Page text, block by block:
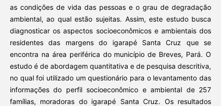
as condições de vida das pessoas e o grau de degradação
ambiental, ao qual estão sujeitas. Assim, este estudo busca
diagnosticar os aspectos socioeconômicos e ambientais dos
residentes das margens do igarapé Santa Cruz que se
encontra na área periférica do município de Breves, Pará. O
estudo é de abordagem quantitativa e de pesquisa descritiva,
no qual foi utilizado um questionário para o levantamento das
informações do perfil socioeconômico e ambiental de 257
famílias, moradoras do igarapé Santa Cruz. Os resultados